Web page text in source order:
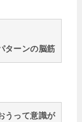
ターンの脳筋
うって意識が